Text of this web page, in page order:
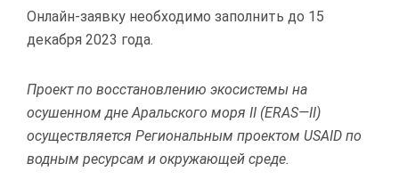
Онлайн-заявку необходимо заполнить до 15
декабря 2023 года.
Проект по восстановлению экосистемы на
осушенном дне Аральского моря II (ERAS—II)
осуществляется Региональным проектом USAID по
водным ресурсам и окружающей среде.